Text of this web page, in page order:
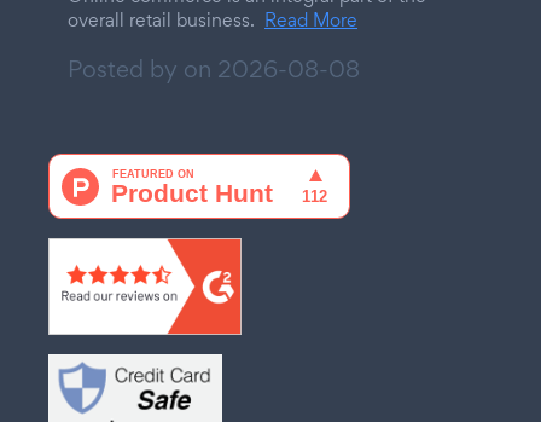
overall retail business. Read More
Posted by on 2026-08-08